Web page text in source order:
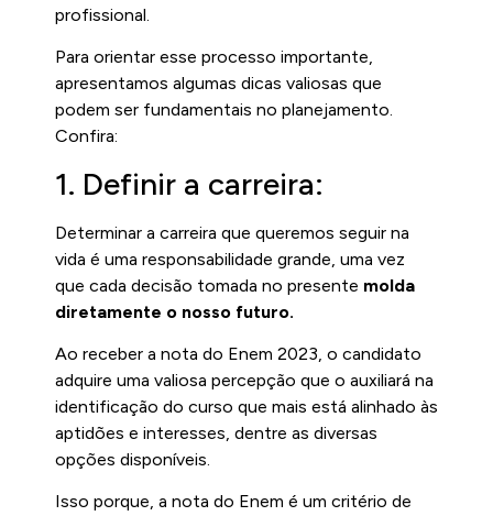
profissional.
Para orientar esse processo importante,
apresentamos algumas dicas valiosas que
podem ser fundamentais no planejamento.
Confira:
1. Definir a carreira:
Determinar a carreira que queremos seguir na
vida é uma responsabilidade grande, uma vez
que cada decisão tomada no presente molda
diretamente o nosso futuro.
Ao receber a nota do Enem 2023, o candidato
adquire uma valiosa percepção que o auxiliará na
identificação do curso que mais está alinhado às
aptidões e interesses, dentre as diversas
opções disponíveis.
Isso porque, a nota do Enem é um critério de